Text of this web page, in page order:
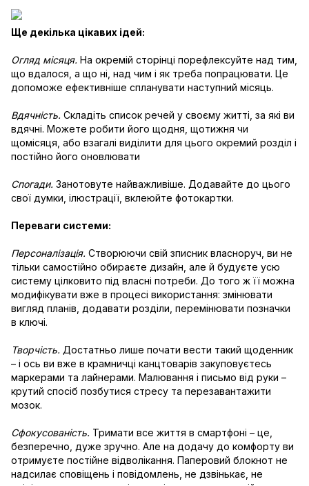
Ще декілька цікавих ідей:
Огляд місяця. На окремій сторінці порефлексуйте над тим,
що вдалося, а що ні, над чим і як треба попрацювати. Це
допоможе ефективніше спланувати наступний місяць.
Вдячність. Складіть список речей у своєму житті, за які ви
вдячні. Можете робити його щодня, щотижня чи
щомісяця, або взагалі виділити для цього окремий розділ і
постійно його оновлювати
Спогади. Занотовуте найважливіше. Додавайте до цього
свої думки, ілюстрації, вклеюйте фотокартки.
Переваги системи:
Персоналізація. Створюючи свій зписник власноруч, ви не
тільки самостійно обираєте дизайн, але й будуєте усю
систему цілковито під власні потреби. До того ж її можна
модифікувати вже в процесі використання: змінювати
вигляд планів, додавати розділи, перемінювати позначки
в ключі.
Творчість. Достатньо лише почати вести такий щоденник
– і ось ви вже в крамничці канцтоварів закуповуєтесь
маркерами та лайнерами. Малювання і письмо від руки –
крутий спосіб позбутися стресу та перезавантажити
мозок.
Сфокусованість. Тримати все життя в смартфоні – це,
безперечно, дуже зручно. Але на додачу до комфорту ви
отримуєте постійне відволікання. Паперовий блокнот не
надсилає сповіщень і повідомлень, не дзвінькає, не